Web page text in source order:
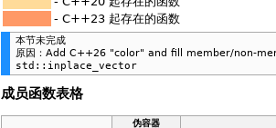
- C++23 起存在的函数
本节未完成
原因：Add C++26 "color" and fill member/non-
std::inplace_vector
成员函数表格
伪容器